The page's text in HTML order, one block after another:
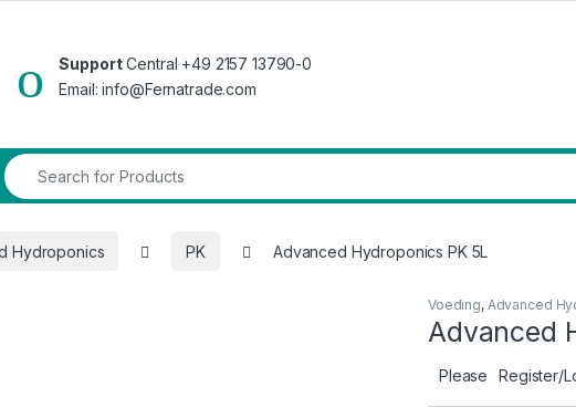
SupportCentral +49 2157 13790-0
Email: info@Fernatrade.com
Search for:
Hydroponics PK Advanced Hydroponics PK 5L
Voeding, Advanced
Advanced
Please Register/